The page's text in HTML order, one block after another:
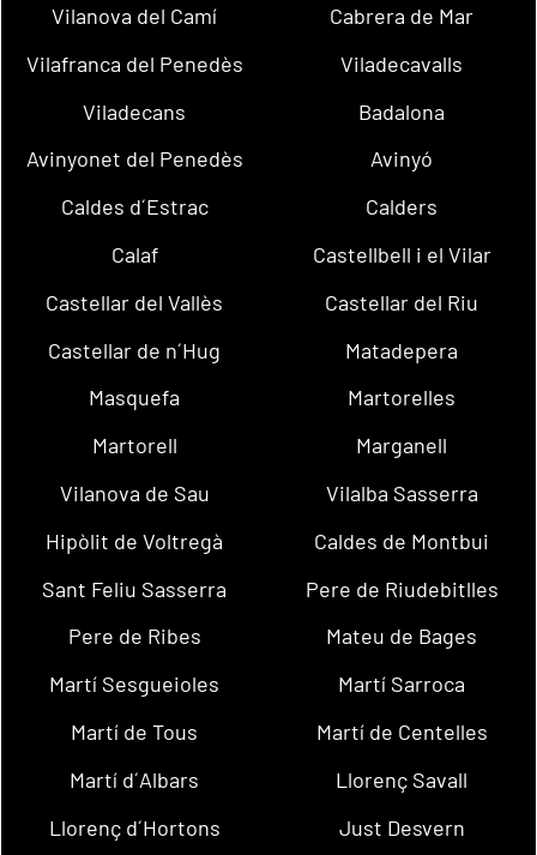
Vilanova del Camí
Cabrera de Mar
Vilafranca del Penedès
Viladecavalls
Viladecans
Badalona
Avinyonet del Penedès
Avinyó
Caldes d´Estrac
Calders
Calaf
Castellbell i el Vilar
Castellar del Vallès
Castellar del Riu
Castellar de n´Hug
Matadepera
Masquefa
Martorelles
Martorell
Marganell
Vilanova de Sau
Vilalba Sasserra
Hipòlit de Voltregà
Caldes de Montbui
Sant Feliu Sasserra
Pere de Riudebitlles
Pere de Ribes
Mateu de Bages
Martí Sesgueioles
Martí Sarroca
Martí de Tous
Martí de Centelles
Martí d´Albars
Llorenç Savall
Llorenç d´Hortons
Just Desvern